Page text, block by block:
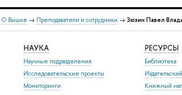
О Вышке → Преподаватели и сотрудники → Зюзин Павел
НАУКА
Научные подразделения
Исследовательские проекты
Мониторинги
РЕСУРСЫ
Библиотека
Книжный